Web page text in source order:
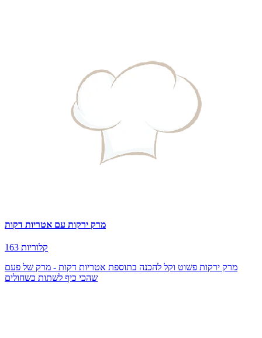
מרק ירקות עם אטריות דקות
163 קלוריות
מרק ירקות פשוט וקל להכנה בתוספת אטריות דקות - מרק של פעם
שהכי כיף לשתות כשחולים